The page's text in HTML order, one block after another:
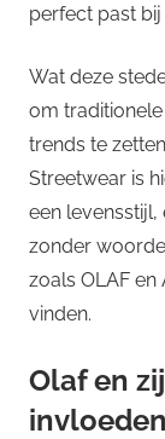
perfect past
Wat deze
om
trends te
Streetwear is
een
zonder
zoals OLAF
vinden.
Olaf en
invloeden